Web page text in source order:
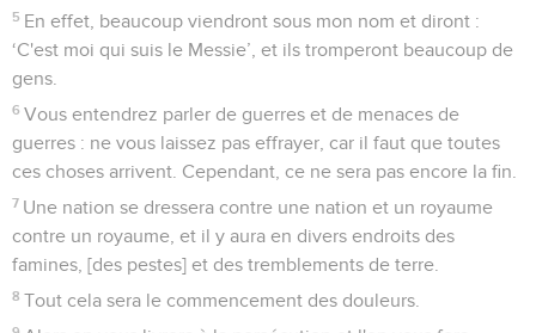
5 En effet, beaucoup viendront sous mon nom et diront :
‘C'est moi qui suis le Messie’, et ils tromperont beaucoup de
gens.
6 Vous entendrez parler de guerres et de menaces de
guerres : ne vous laissez pas effrayer, car il faut que toutes
ces choses arrivent. Cependant, ce ne sera pas encore la fin.
7 Une nation se dressera contre une nation et un royaume
contre un royaume, et il y aura en divers endroits des
famines, [des pestes] et des tremblements de terre.
8 Tout cela sera le commencement des douleurs.